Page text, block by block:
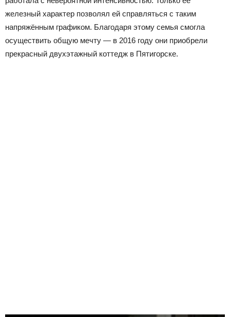
железный характер позволял ей справляться с таким
напряжённым графиком. Благодаря этому семья смогла
осуществить общую мечту — в 2016 году они приобрели
прекрасный двухэтажный коттедж в Пятигорске.